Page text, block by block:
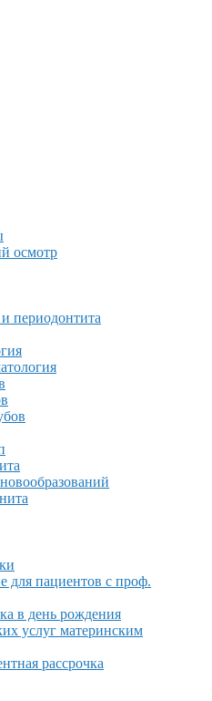
осмотр
периодонтита
для пациентов с проф.
в день рождения
услуг материнским
рассрочка